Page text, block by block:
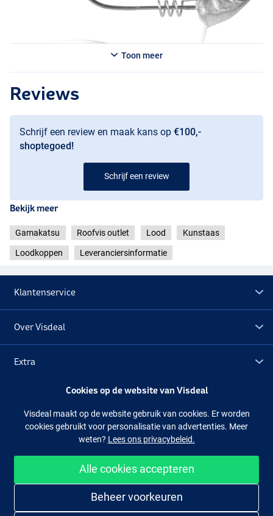
5.3g
10.6g
7.1g
3.5g
Toon meer
Reviews
Schrijf een review en maak kans op €100,-
shoptegoed!
Schrijf een review
Bekijk meer
Gamakatsu Roofvis outlet Lood Kunstaas
Loodkoppen Leveranciersinformatie
Klantenservice
Over Visdeal
Extra
Facebook Instagram
Makkelijk en veilig shoppen
Cookies op de website van Visdeal
Visdeal maakt op de website gebruik van cookies. Er worden
cookies gebruikt voor personalisatie van advertenties. Meer
weten? Lees ons privacybeleid.
Alle cookies accepteren
Beheer voorkeuren